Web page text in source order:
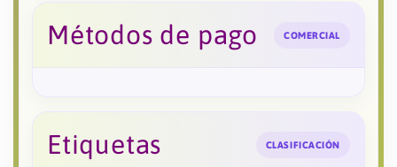
Métodos de pago COMERCIAL
Etiquetas CLASIFICACIÓN